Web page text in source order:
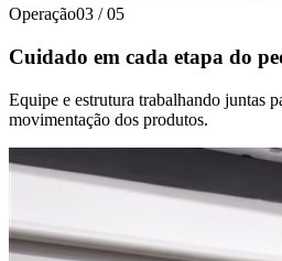
Operação03 / 05
Cuidado em cada etapa do
Equipe e estrutura trabalhando juntas
movimentação dos produtos.